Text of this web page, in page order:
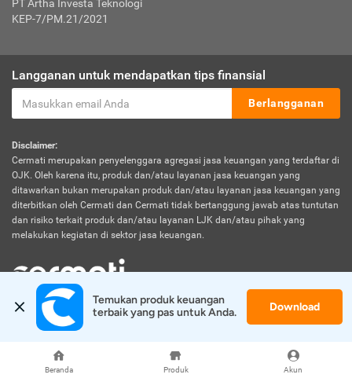
Beranda Produk Akun
PT Artha Investa Teknologi
KEP-7/PM.21/2021
Langganan untuk mendapatkan tips finansial
Berlangganan
Disclaimer:
Cermati merupakan penyelenggara agregasi jasa keuangan yang terdaftar di
OJK. Oleh karena itu, produk dan/atau layanan jasa keuangan yang
ditawarkan bukan merupakan produk dan/atau layanan jasa keuangan yang
diterbitkan oleh Cermati dan Cermati tidak bertanggung jawab atas tuntutan
dan risiko terkait produk dan/atau layanan LJK dan/atau pihak yang
melakukan kegiatan di sektor jasa keuangan.
© 2026 Cermati. All Rights Reserved.
Temukan produk keuangan
terbaik yang pas untuk Anda.
Download